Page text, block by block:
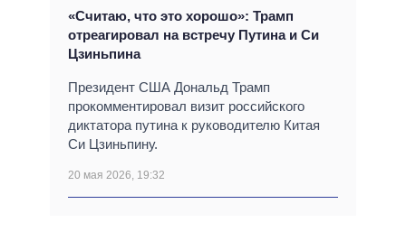
«Считаю, что это хорошо»: Трамп
отреагировал на встречу Путина и Си
Цзиньпина
Президент США Дональд Трамп
прокомментировал визит российского
диктатора путина к руководителю Китая
Си Цзиньпину.
20 мая 2026, 19:32